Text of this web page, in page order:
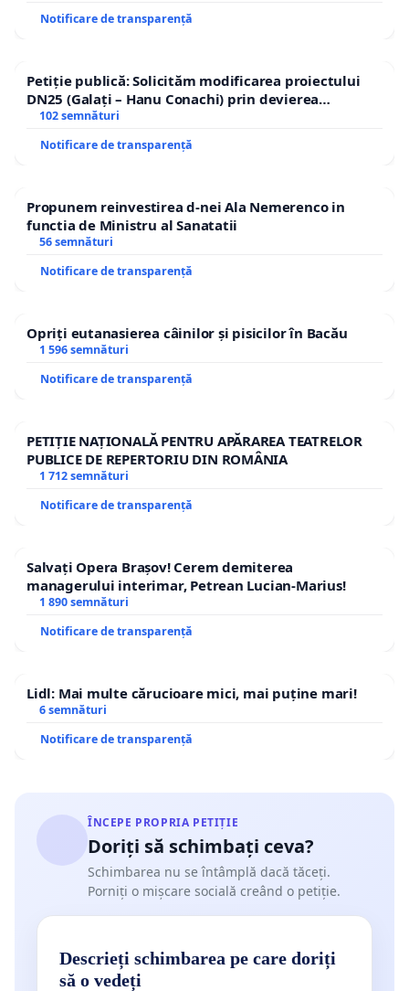
Notificare de transparență
Petiție publică: Solicităm modificarea proiectului
DN25 (Galați – Hanu Conachi) prin devierea
traseului în afara localităților!
102 semnături
Notificare de transparență
Propunem reinvestirea d-nei Ala Nemerenco in
functia de Ministru al Sanatatii
56 semnături
Notificare de transparență
Opriți eutanasierea câinilor și pisicilor în Bacău
1 596 semnături
Notificare de transparență
PETIȚIE NAȚIONALĂ PENTRU APĂRAREA TEATRELOR
PUBLICE DE REPERTORIU DIN ROMÂNIA
1 712 semnături
Notificare de transparență
Salvați Opera Brașov! Cerem demiterea
managerului interimar, Petrean Lucian-Marius!
1 890 semnături
Notificare de transparență
Lidl: Mai multe cărucioare mici, mai puține mari!
6 semnături
Notificare de transparență
ÎNCEPE PROPRIA PETIȚIE
Doriți să schimbați ceva?
Schimbarea nu se întâmplă dacă tăceți.
Porniți o mișcare socială creând o petiție.
Descrieți schimbarea pe care doriți
să o vedeți